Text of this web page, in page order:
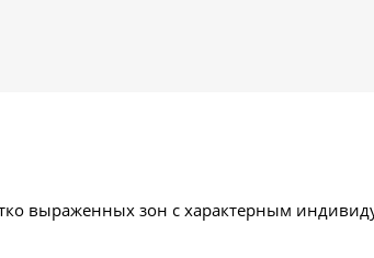
выраженных зон с характерным